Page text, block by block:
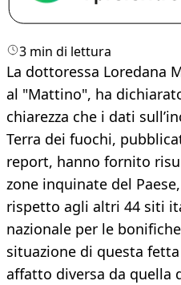
3 min di lettura
La dottoressa Loredana
al "Mattino", ha
chiarezza che i dati
Terra dei fuochi,
report, hanno fornito
zone inquinate del
rispetto agli altri 44 siti
nazionale per le
situazione di questa
affatto diversa da quella